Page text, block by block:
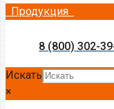
Продукция
8 (800) 302-
Искать
×